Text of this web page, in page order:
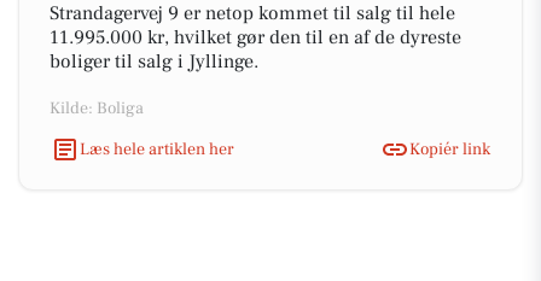
Strandagervej 9 er netop kommet til salg til hele
11.995.000 kr, hvilket gør den til en af de dyreste
boliger til salg i Jyllinge.
Kilde: Boliga
Læs hele artiklen her
Kopiér link